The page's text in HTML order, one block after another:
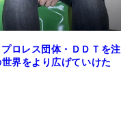
ロレス団体・ＤＤＴを注
界をより広げていけた